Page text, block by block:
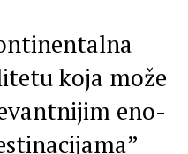
koja može
eno-